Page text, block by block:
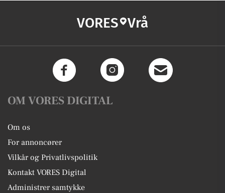
VORES Vrå
OM VORES DIGITAL
Om os
For annoncører
Vilkår og Privatlivspolitik
Kontakt VORES Digital
Administrer samtykke